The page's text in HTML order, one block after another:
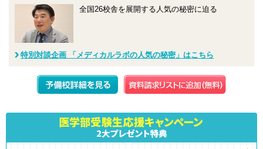
全国26校舎を展開する人気の秘密に迫る
特別対談企画 「メディカルラボの人気の秘密」はこちら